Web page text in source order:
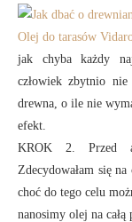
Olej do tarasów
jak chyba każdy
człowiek zbytnio nie
drewna, o ile nie
efekt.
KROK 2. Przed
Zdecydowałam się
choć do tego celu
nanosimy olej na całą